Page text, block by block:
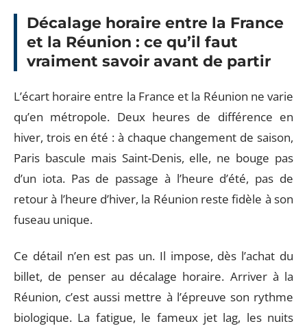
Décalage horaire entre la France
et la Réunion : ce qu’il faut
vraiment savoir avant de partir
L’écart horaire entre la France et la Réunion ne varie
qu’en métropole. Deux heures de différence en
hiver, trois en été : à chaque changement de saison,
Paris bascule mais Saint-Denis, elle, ne bouge pas
d’un iota. Pas de passage à l’heure d’été, pas de
retour à l’heure d’hiver, la Réunion reste fidèle à son
fuseau unique.
Ce détail n’en est pas un. Il impose, dès l’achat du
billet, de penser au décalage horaire. Arriver à la
Réunion, c’est aussi mettre à l’épreuve son rythme
biologique. La fatigue, le fameux jet lag, les nuits